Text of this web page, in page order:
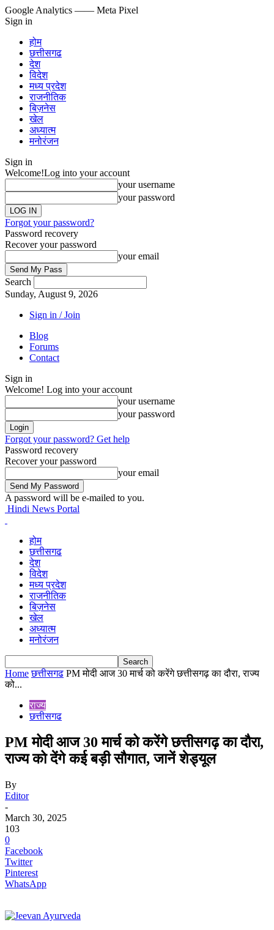
Google Analytics —— Meta Pixel
Sign in
होम
छत्तीसगढ
देश
विदेश
मध्य प्रदेश
राजनीतिक
बिज़नेस
खेल
अध्यात्म
मनोरंजन
Sign in
Welcome!Log into your account
your username
your password
Forgot your password?
Password recovery
Recover your password
your email
Search
Sunday, August 9, 2026
Sign in / Join
Blog
Forums
Contact
Sign in
Welcome! Log into your account
your username
your password
Forgot your password? Get help
Password recovery
Recover your password
your email
A password will be e-mailed to you.
Hindi News Portal
होम
छत्तीसगढ
देश
विदेश
मध्य प्रदेश
राजनीतिक
बिज़नेस
खेल
अध्यात्म
मनोरंजन
Home छत्तीसगढ PM मोदी आज 30 मार्च को करेंगे छत्तीसगढ़ का दौरा, राज्य
को...
राज्य
छत्तीसगढ
PM मोदी आज 30 मार्च को करेंगे छत्तीसगढ़ का दौरा,
राज्य को देंगे कई बड़ी सौगात, जानें शेड्यूल
By
Editor
-
March 30, 2025
103
0
Facebook
Twitter
Pinterest
WhatsApp